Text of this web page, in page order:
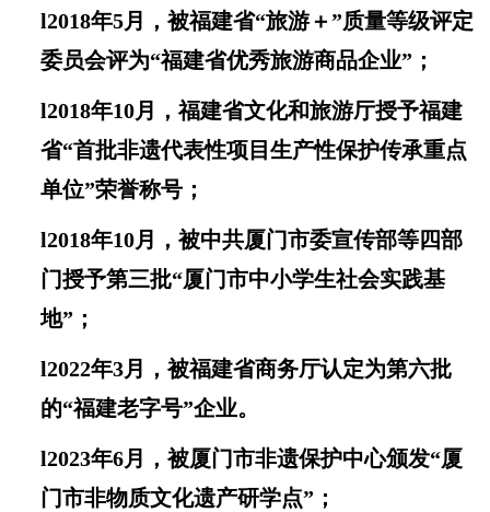
l2018年5月 ，被福建省“旅游＋”质量等级评定
委员会评为“福建省优秀旅游商品企业”；
l2018年10月，福建省文化和旅游厅授予福建
省“首批非遗代表性项目生产性保护传承重点
单位”荣誉称号；
l2018年10月，被中共厦门市委宣传部等四部
门授予第三批“厦门市中小学生社会实践基
地” ；
l2022年3月 ，被福建省商务厅认定为第六批
的“福建老字号”企业。
l2023年6月，被厦门市非遗保护中心颁发“厦
门市非物质文化遗产研学点”；